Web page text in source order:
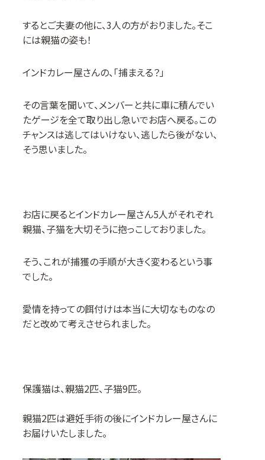
するとご夫妻の他に、3人の方がおりました。そこ
には親猫の姿も！
インドカレー屋さんの、「捕まえる？」
その言葉を聞いて、メンバーと共に車に積んでい
たゲージを全て取り出し急いでお店へ戻る。この
チャンスは逃してはいけない、逃したら後がない、
そう思いました。
お店に戻るとインドカレー屋さん5人がそれぞれ
親猫、子猫を大切そうに抱っこしておりました。
そう、これが捕獲の手順が大きく変わるという事
でした。
愛情を持っての餌付けは本当に大切なものなの
だと改めて考えさせられました。
保護猫は、親猫2匹、子猫9匹。
親猫2匹は避妊手術の後にインドカレー屋さんに
お届けいたしました。